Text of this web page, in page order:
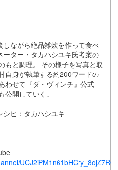
ながら絶品雑炊を作って食べ
ター・タカハシユキ氏考案の
もと調理。 その様子を写真と取
自身が執筆する約200ワードの
わせて『ダ・ヴィンチ』公式
開していく。
シピ：タカハシユキ
UCJ2iPM1n61bHCry_8ojZ7RQ